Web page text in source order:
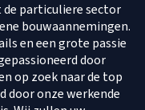
de particuliere sector
bouwaannemingen.
en een grote passie
door
op zoek naar de top
door onze werkende